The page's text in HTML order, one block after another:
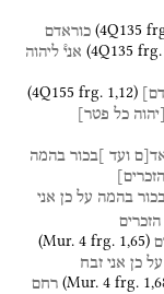
(4Q135 כוראדם
(4Q135 frg. אני֯ ליהוה
(4Q155 frg. 1,12)
כל פטר]
ועד ]בכור בהמה
הזכרים]
בהמה על כן אני
הזכרים
(Mur. 4 frg. 1,65)
על כן אני זבח
(Mur. 4 frg. 1,
רחם